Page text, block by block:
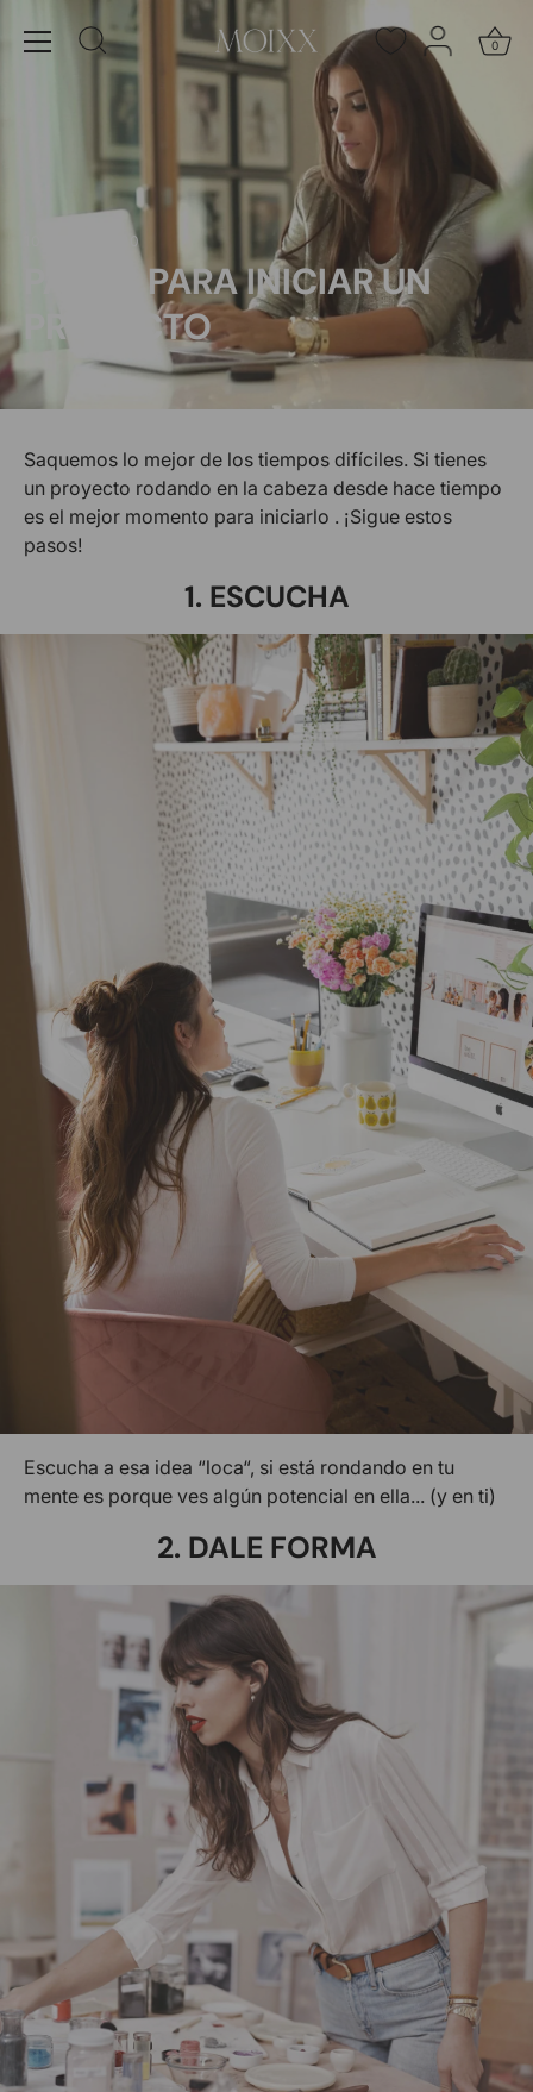
0
10 ABRIL 2020
PASOS PARA INICIAR UN
PROYECTO
Saquemos lo mejor de los tiempos difíciles. Si tienes
un proyecto rodando en la cabeza desde hace tiempo
es el mejor momento para iniciarlo . ¡Sigue estos
pasos!
1. ESCUCHA
Escucha a esa idea “loca“, si está rondando en tu
mente es porque ves algún potencial en ella... (y en ti)
2. DALE FORMA